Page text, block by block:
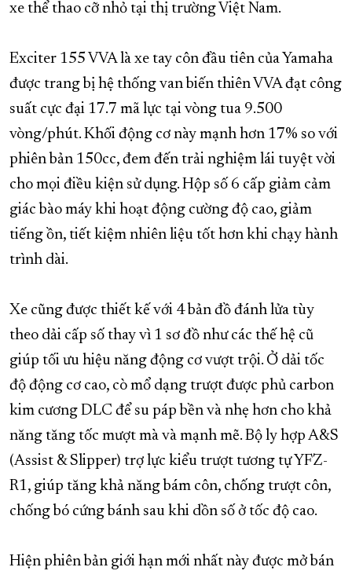
xe thể thao cỡ nhỏ tại thị trường Việt Nam.
Exciter 155 VVA là xe tay côn đầu tiên của Yamaha
được trang bị hệ thống van biến thiên VVA đạt công
suất cực đại 17.7 mã lực tại vòng tua 9.500
vòng/phút. Khối động cơ này mạnh hơn 17% so với
phiên bản 150cc, đem đến trải nghiệm lái tuyệt vời
cho mọi điều kiện sử dụng. Hộp số 6 cấp giảm cảm
giác bào máy khi hoạt động cường độ cao, giảm
tiếng ồn, tiết kiệm nhiên liệu tốt hơn khi chạy hành
trình dài.
Xe cũng được thiết kế với 4 bản đồ đánh lửa tùy
theo dải cấp số thay vì 1 sơ đồ như các thế hệ cũ
giúp tối ưu hiệu năng động cơ vượt trội. Ở dải tốc
độ động cơ cao, cò mổ dạng trượt được phủ carbon
kim cương DLC để su páp bền và nhẹ hơn cho khả
năng tăng tốc mượt mà và mạnh mẽ. Bộ ly hợp A&S
(Assist & Slipper) trợ lực kiểu trượt tương tự YFZ-
R1, giúp tăng khả năng bám côn, chống trượt côn,
chống bó cứng bánh sau khi dồn số ở tốc độ cao.
Hiện phiên bản giới hạn mới nhất này được mở bán